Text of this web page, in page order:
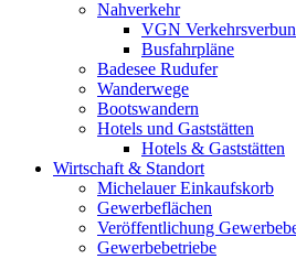
Nahverkehr
VGN
Busfahrpläne
Badesee Rudufer
Wanderwege
Bootswandern
Hotels und Gaststätten
Hotels & Gaststätten
Wirtschaft & Standort
Michelauer Einkaufskorb
Gewerbeflächen
Veröffentlichung
Gewerbebetriebe